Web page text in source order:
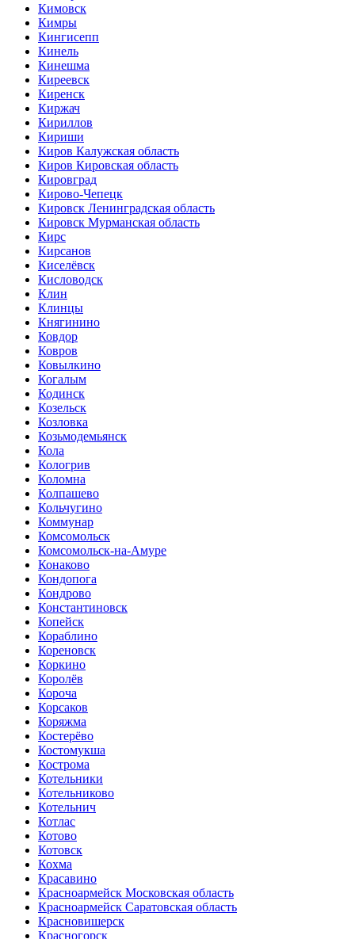
Кимовск
Кимры
Кингисепп
Кинель
Кинешма
Киреевск
Киренск
Киржач
Кириллов
Кириши
Киров Калужская область
Киров Кировская область
Кировград
Кирово-Чепецк
Кировск Ленинградская область
Кировск Мурманская область
Кирс
Кирсанов
Киселёвск
Кисловодск
Клин
Клинцы
Княгинино
Ковдор
Ковров
Ковылкино
Когалым
Кодинск
Козельск
Козловка
Козьмодемьянск
Кола
Кологрив
Коломна
Колпашево
Кольчугино
Коммунар
Комсомольск
Комсомольск-на-Амуре
Конаково
Кондопога
Кондрово
Константиновск
Копейск
Кораблино
Кореновск
Коркино
Королёв
Короча
Корсаков
Коряжма
Костерёво
Костомукша
Кострома
Котельники
Котельниково
Котельнич
Котлас
Котово
Котовск
Кохма
Красавино
Красноармейск Московская область
Красноармейск Саратовская область
Красновишерск
Красногорск